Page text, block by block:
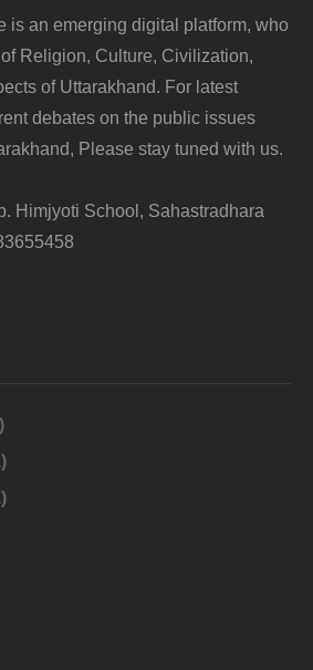
is an emerging digital platform, who
Religion, Culture, Civilization,
of Uttarakhand. For latest
debates on the public issues
Please stay tuned with us.
Himjyoti School, Sahastradhara